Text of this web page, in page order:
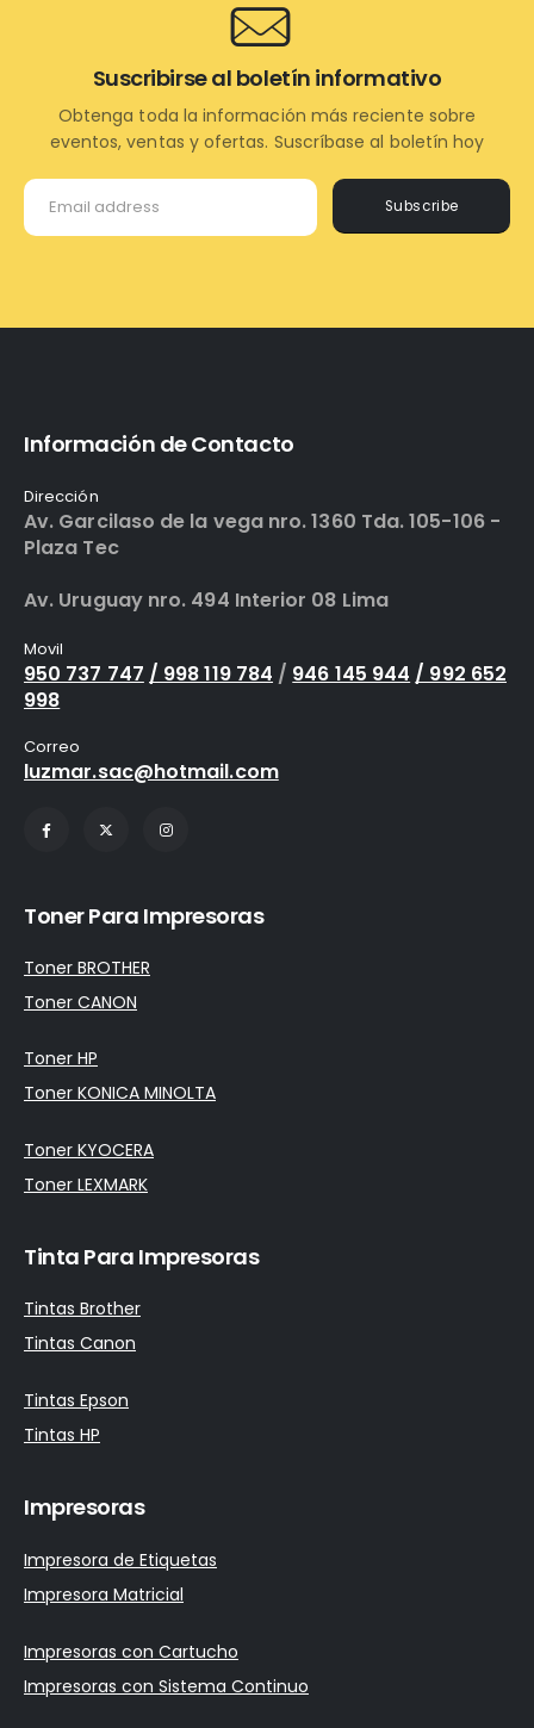
Subscribe
Suscribirse al boletín informativo
Obtenga toda la información más reciente sobre
eventos, ventas y ofertas. Suscríbase al boletín hoy
Información de Contacto
Dirección
Av. Garcilaso de la vega nro. 1360 Tda. 105-106 -
Plaza Tec
Av. Uruguay nro. 494 Interior 08 Lima
Movil
950 737 747 / 998 119 784 / 946 145 944 / 992 652
998
Correo
luzmar.sac@hotmail.com
Toner Para Impresoras
Toner BROTHER
Toner CANON
Toner HP
Toner KONICA MINOLTA
Toner KYOCERA
Toner LEXMARK
Tinta Para Impresoras
Tintas Brother
Tintas Canon
Tintas Epson
Tintas HP
Impresoras
Impresora de Etiquetas
Impresora Matricial
Impresoras con Cartucho
Impresoras con Sistema Continuo